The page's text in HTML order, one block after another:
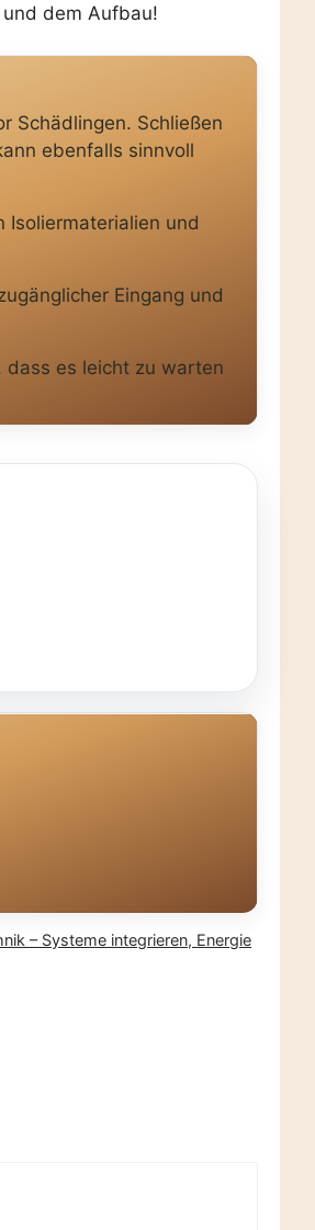
dem Aufbau!
Schädlingen. Schließen
ebenfalls sinnvoll
Isoliermaterialien und
Eingang und
dass es leicht zu warten
– Systeme integrieren, Energie